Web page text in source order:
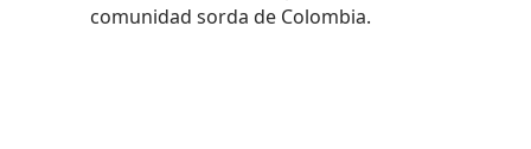
comunidad sorda de Colombia.